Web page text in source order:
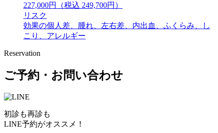
227,000円（税込 249,700円）
リスク
効果の個人差、腫れ、左右差、内出血、ふくらみ、し
こり、アレルギー
Reservation
ご予約・お問い合わせ
初診も再診も
LINE予約がオススメ！